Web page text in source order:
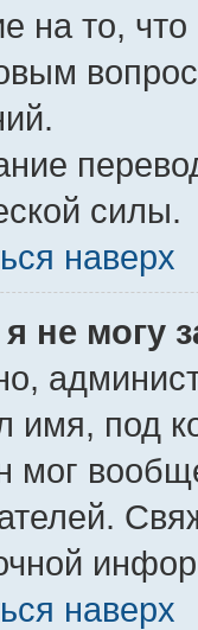
на то,
силы.
наверх
не могу
имя, под
мог
наверх